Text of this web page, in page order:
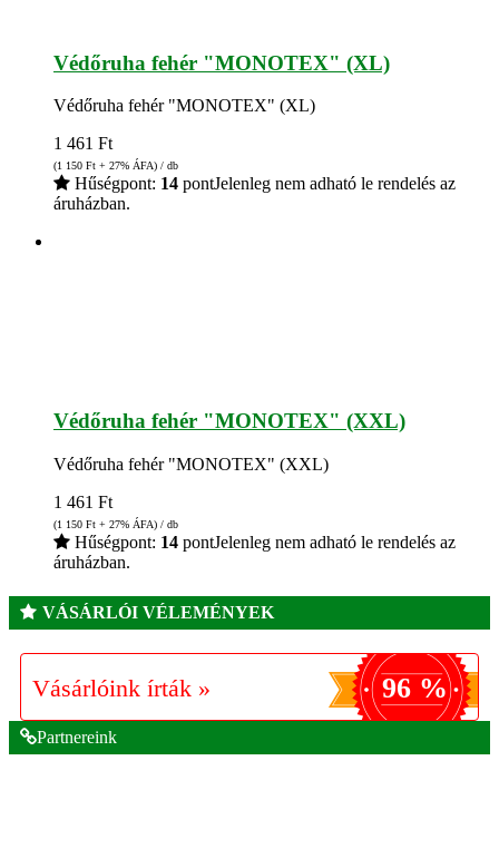
Védőruha fehér "MONOTEX" (XL)
Védőruha fehér "MONOTEX" (XL)
1 461 Ft
(1 150 Ft + 27% ÁFA) / db
Hűségpont: 14 pontJelenleg nem adható le rendelés az
áruházban.
Védőruha fehér "MONOTEX" (XXL)
Védőruha fehér "MONOTEX" (XXL)
1 461 Ft
(1 150 Ft + 27% ÁFA) / db
Hűségpont: 14 pontJelenleg nem adható le rendelés az
áruházban.
VÁSÁRLÓI VÉLEMÉNYEK
Vásárlóink írták » 96 %
Partnereink